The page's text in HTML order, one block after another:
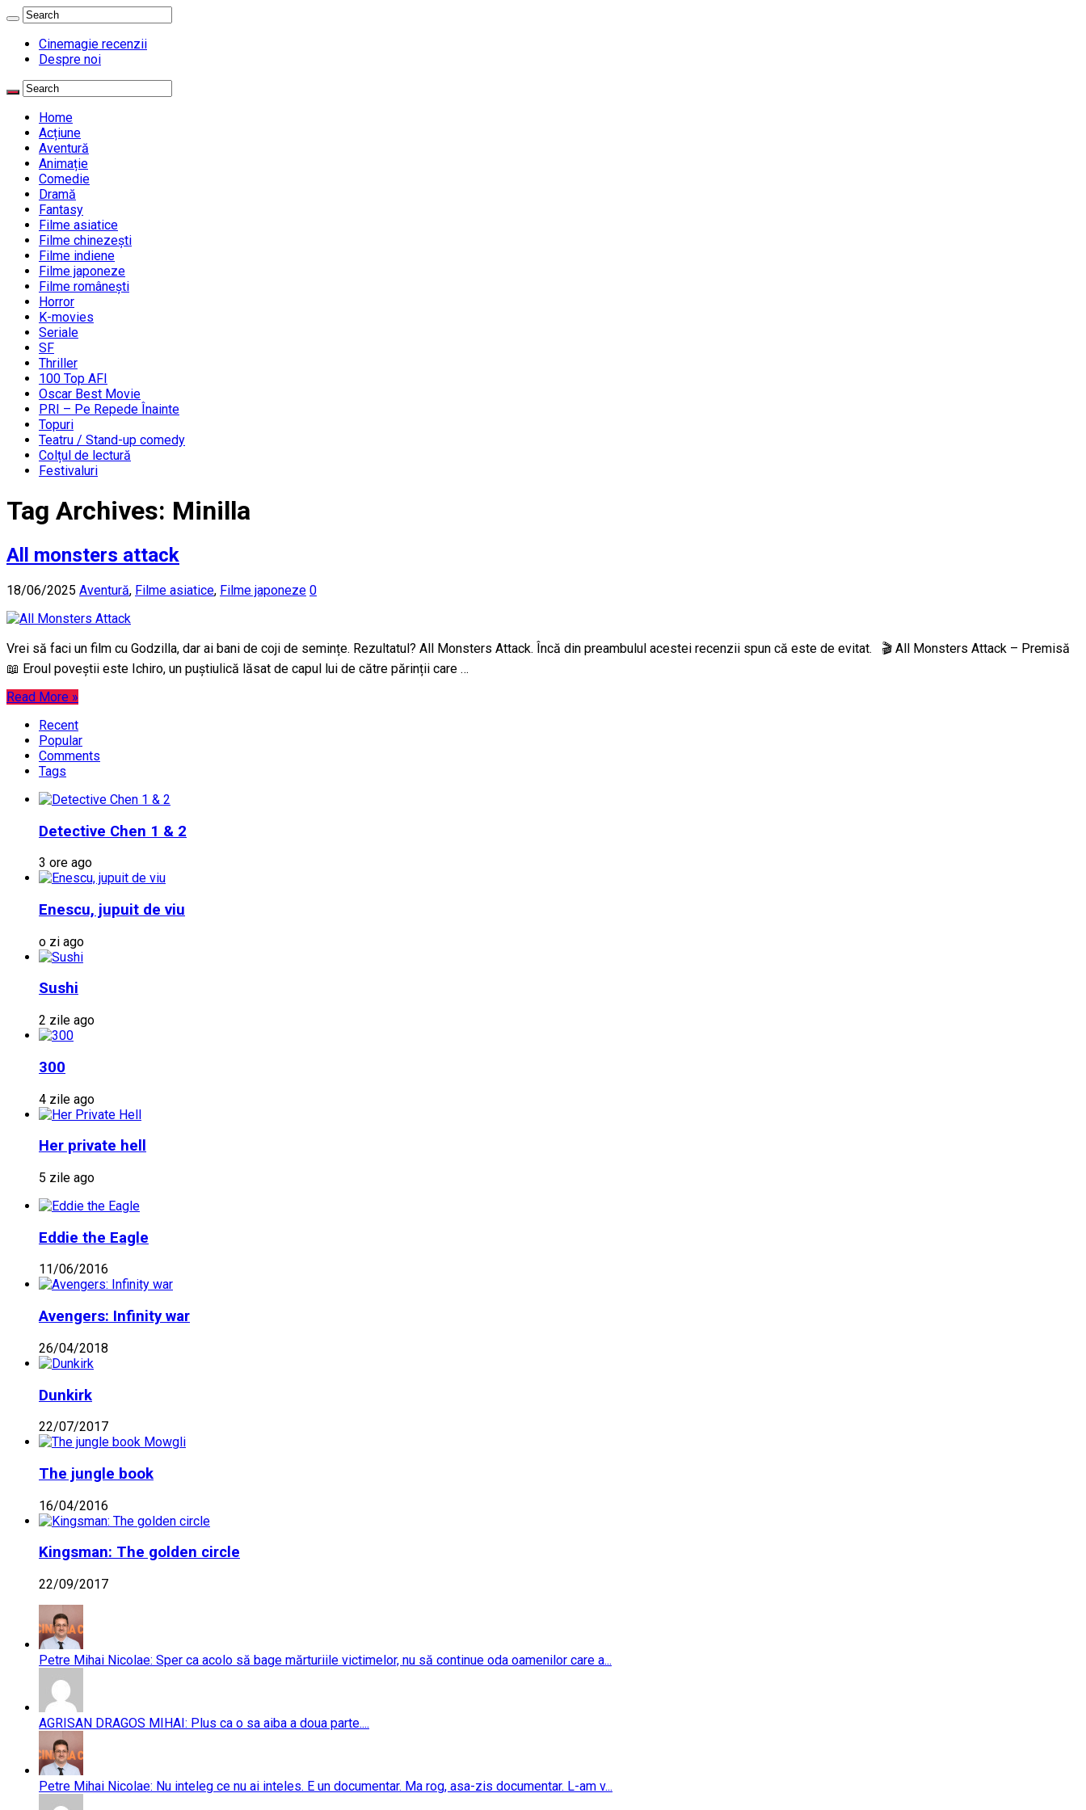
Cinemagie recenzii
Despre noi
Home
Acțiune
Aventură
Animație
Comedie
Dramă
Fantasy
Filme asiatice
Filme chinezești
Filme indiene
Filme japoneze
Filme românești
Horror
K-movies
Seriale
SF
Thriller
100 Top AFI
Oscar Best Movie
PRI – Pe Repede Înainte
Topuri
Teatru / Stand-up comedy
Colțul de lectură
Festivaluri
Tag Archives: Minilla
All monsters attack
18/06/2025 Aventură, Filme asiatice, Filme japoneze 0
Vrei să faci un film cu Godzilla, dar ai bani de coji de semințe. Rezultatul? All Monsters Attack. Încă din preambulul acestei recenzii spun că este de evitat. 🎬 All Monsters Attack – Premisă
📖 Eroul poveștii este Ichiro, un puștiulică lăsat de capul lui de către părinții care …
Read More »
Recent
Popular
Comments
Tags
Detective Chen 1 & 2
3 ore ago
Enescu, jupuit de viu
o zi ago
Sushi
2 zile ago
300
4 zile ago
Her private hell
5 zile ago
Eddie the Eagle
11/06/2016
Avengers: Infinity war
26/04/2018
Dunkirk
22/07/2017
The jungle book
16/04/2016
Kingsman: The golden circle
22/09/2017
Petre Mihai Nicolae: Sper ca acolo să bage mărturiile victimelor, nu să continue oda oamenilor care a...
AGRISAN DRAGOS MIHAI: Plus ca o sa aiba a doua parte....
Petre Mihai Nicolae: Nu inteleg ce nu ai inteles. E un documentar. Ma rog, asa-zis documentar. L-am v...